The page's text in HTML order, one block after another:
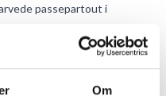
Om
passepartout i
skal hænge
for at der sidder
bagside eller